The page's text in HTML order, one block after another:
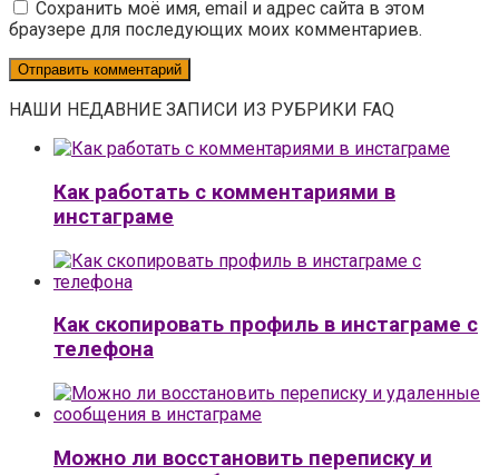
Сохранить моё имя, email и адрес сайта в этом
браузере для последующих моих комментариев.
НАШИ НЕДАВНИЕ ЗАПИСИ ИЗ РУБРИКИ FAQ
Как работать с комментариями в
инстаграме
Как скопировать профиль в инстаграме с
телефона
Можно ли восстановить переписку и